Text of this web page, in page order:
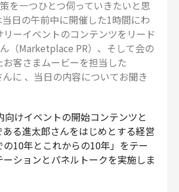
を一つひとつ伺っていきたいと思
日の午前中に開催した1時間にわ
リーイベントのコンテンツをリード
（Marketplace PR）、そして会の
客さまムービーを担当した
に 、当日の内容についてお聞き
向けイベントの開始コンテンツと
ある進太郎さんをはじめとする経営
10年とこれからの10年」をテー
ションとパネルトークを実施しま